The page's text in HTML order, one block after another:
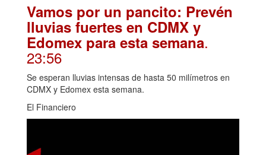
Vamos por un pancito: Prevén
lluvias fuertes en CDMX y
Edomex para esta semana.
23:56
Se esperan lluvias intensas de hasta 50 milímetros en
CDMX y Edomex esta semana.
El Financiero